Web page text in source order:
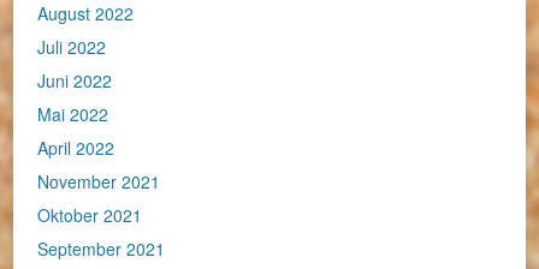
August 2022
Juli 2022
Juni 2022
Mai 2022
April 2022
November 2021
Oktober 2021
September 2021